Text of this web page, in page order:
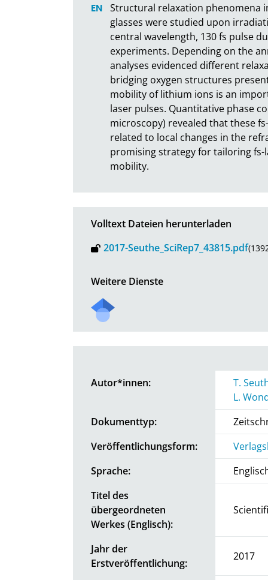
Structural relaxation phenomena
glasses were studied upon
central wavelength, 130 fs pulse
experiments. Depending on the
analyses evidenced different
bridging oxygen structures
mobility of lithium ions is an
laser pulses. Quantitative phase
microscopy) revealed that these
related to local changes in the
promising strategy for tailoring
mobility.
Volltext Dateien herunterladen
2017-Seuthe_SciRep7_43815.pdf
Weitere Dienste
Autor*innen:
T.
L.
Dokumenttyp:
Veröffentlichungsform:
Sprache:
Titel des
übergeordneten
Werkes (Englisch):
Jahr der
Erstveröffentlichung:
2017